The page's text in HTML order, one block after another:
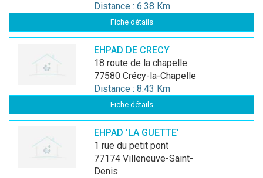
Distance : 6.38 Km
Fiche détails
EHPAD DE CRECY
18 route de la chapelle
77580 Crécy-la-Chapelle
Distance : 8.43 Km
Fiche détails
EHPAD 'LA GUETTE'
1 rue du petit pont
77174 Villeneuve-Saint-
Denis